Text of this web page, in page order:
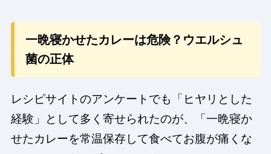
一晩寝かせたカレーは危険？ウエルシュ
菌の正体
レシピサイトのアンケートでも「ヒヤリとした
経験」として多く寄せられたのが、「一晩寝か
せたカレーを常温保存して食べてお腹が痛くな